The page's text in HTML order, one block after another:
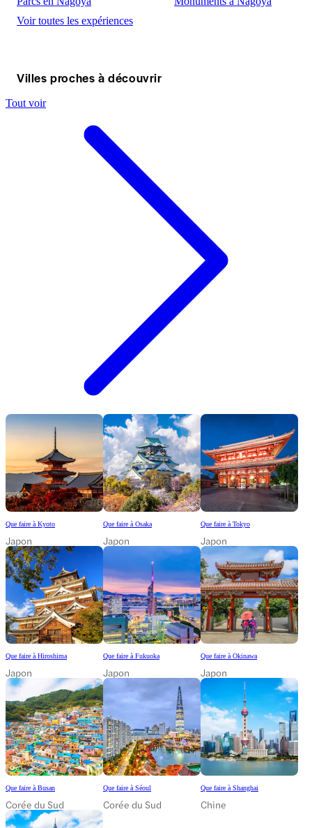
Voir toutes les expériences
Villes proches à découvrir
Tout voir
Que faire à Kyoto
Japon
Que faire à Osaka
Japon
Que faire à Tokyo
Japon
Que faire à Hiroshima
Japon
Que faire à Fukuoka
Japon
Que faire à Okinawa
Japon
Que faire à Busan
Corée du Sud
Que faire à Séoul
Corée du Sud
Que faire à Shanghai
Chine